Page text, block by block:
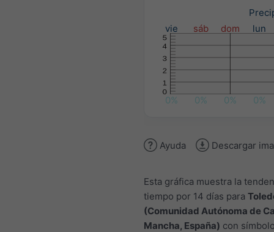
vie
sáb dom lun
0% 0% 0% 0%
Ayuda Descargar
Esta gráfica muestra la
tiempo por 14 días para
(Comunidad Autónoma de
Mancha, España) con